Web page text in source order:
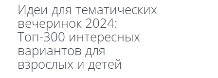
Идеи для тематических
вечеринок 2024:
Топ-300 интересных
вариантов для
взрослых и детей